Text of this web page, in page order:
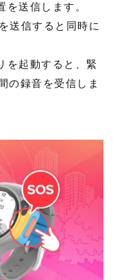
を送信します。
送信すると同時に
を起動すると、緊
の録音を受信しま